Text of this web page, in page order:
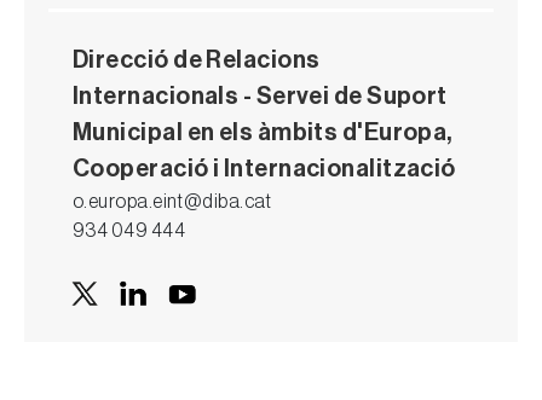
Direcció de Relacions
Internacionals - Servei de Suport
Municipal en els àmbits d'Europa,
Cooperació i Internacionalització
o.europa.eint@diba.cat
934 049 444